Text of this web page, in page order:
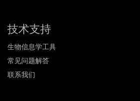
技术支持
生物信息学工具
常见问题解答
联系我们